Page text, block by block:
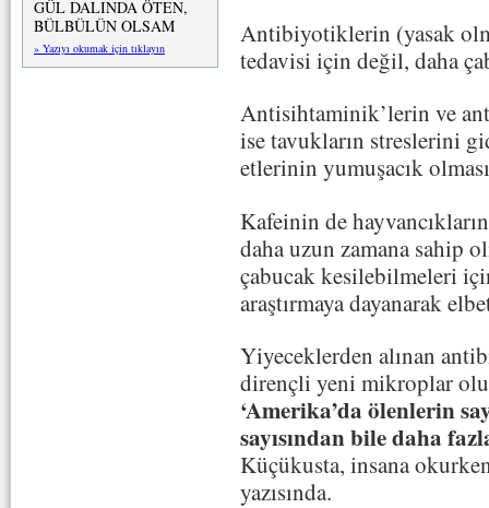
GÜL DALINDA ÖTEN,
BÜLBÜLÜN OLSAM
» Yazıyı okumak için tıklayın
Antibiyotiklerin (yasak
tedavisi için değil, daha
Antisihtaminik’lerin ve
ise tavukların streslerini
etlerinin yumuşacık
Kafeinin de
daha uzun zamana sahip
çabucak kesilebilmeleri
araştırmaya dayanarak
Yiyeceklerden alınan
dirençli yeni mikroplar
‘Amerika’da ölenlerin
sayısından bile daha
Küçükusta, insana
yazısında.